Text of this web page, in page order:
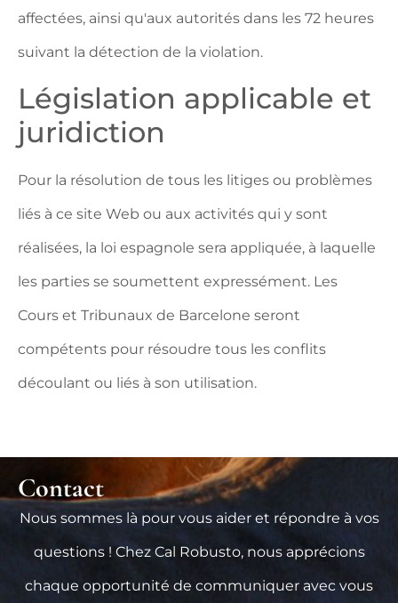
affectées, ainsi qu'aux autorités dans les 72 heures
suivant la détection de la violation.
Législation applicable et
juridiction
Pour la résolution de tous les litiges ou problèmes
liés à ce site Web ou aux activités qui y sont
réalisées, la loi espagnole sera appliquée, à laquelle
les parties se soumettent expressément. Les
Cours et Tribunaux de Barcelone seront
compétents pour résoudre tous les conflits
découlant ou liés à son utilisation.
Contact
Nous sommes là pour vous aider et répondre à vos
questions ! Chez Cal Robusto, nous apprécions
chaque opportunité de communiquer avec vous